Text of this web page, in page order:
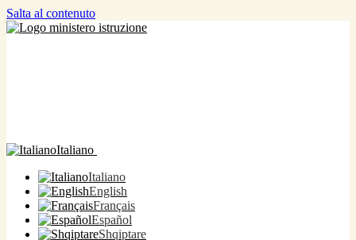
Salta al contenuto
Italiano
Italiano
English
Français
Español
Shqiptare